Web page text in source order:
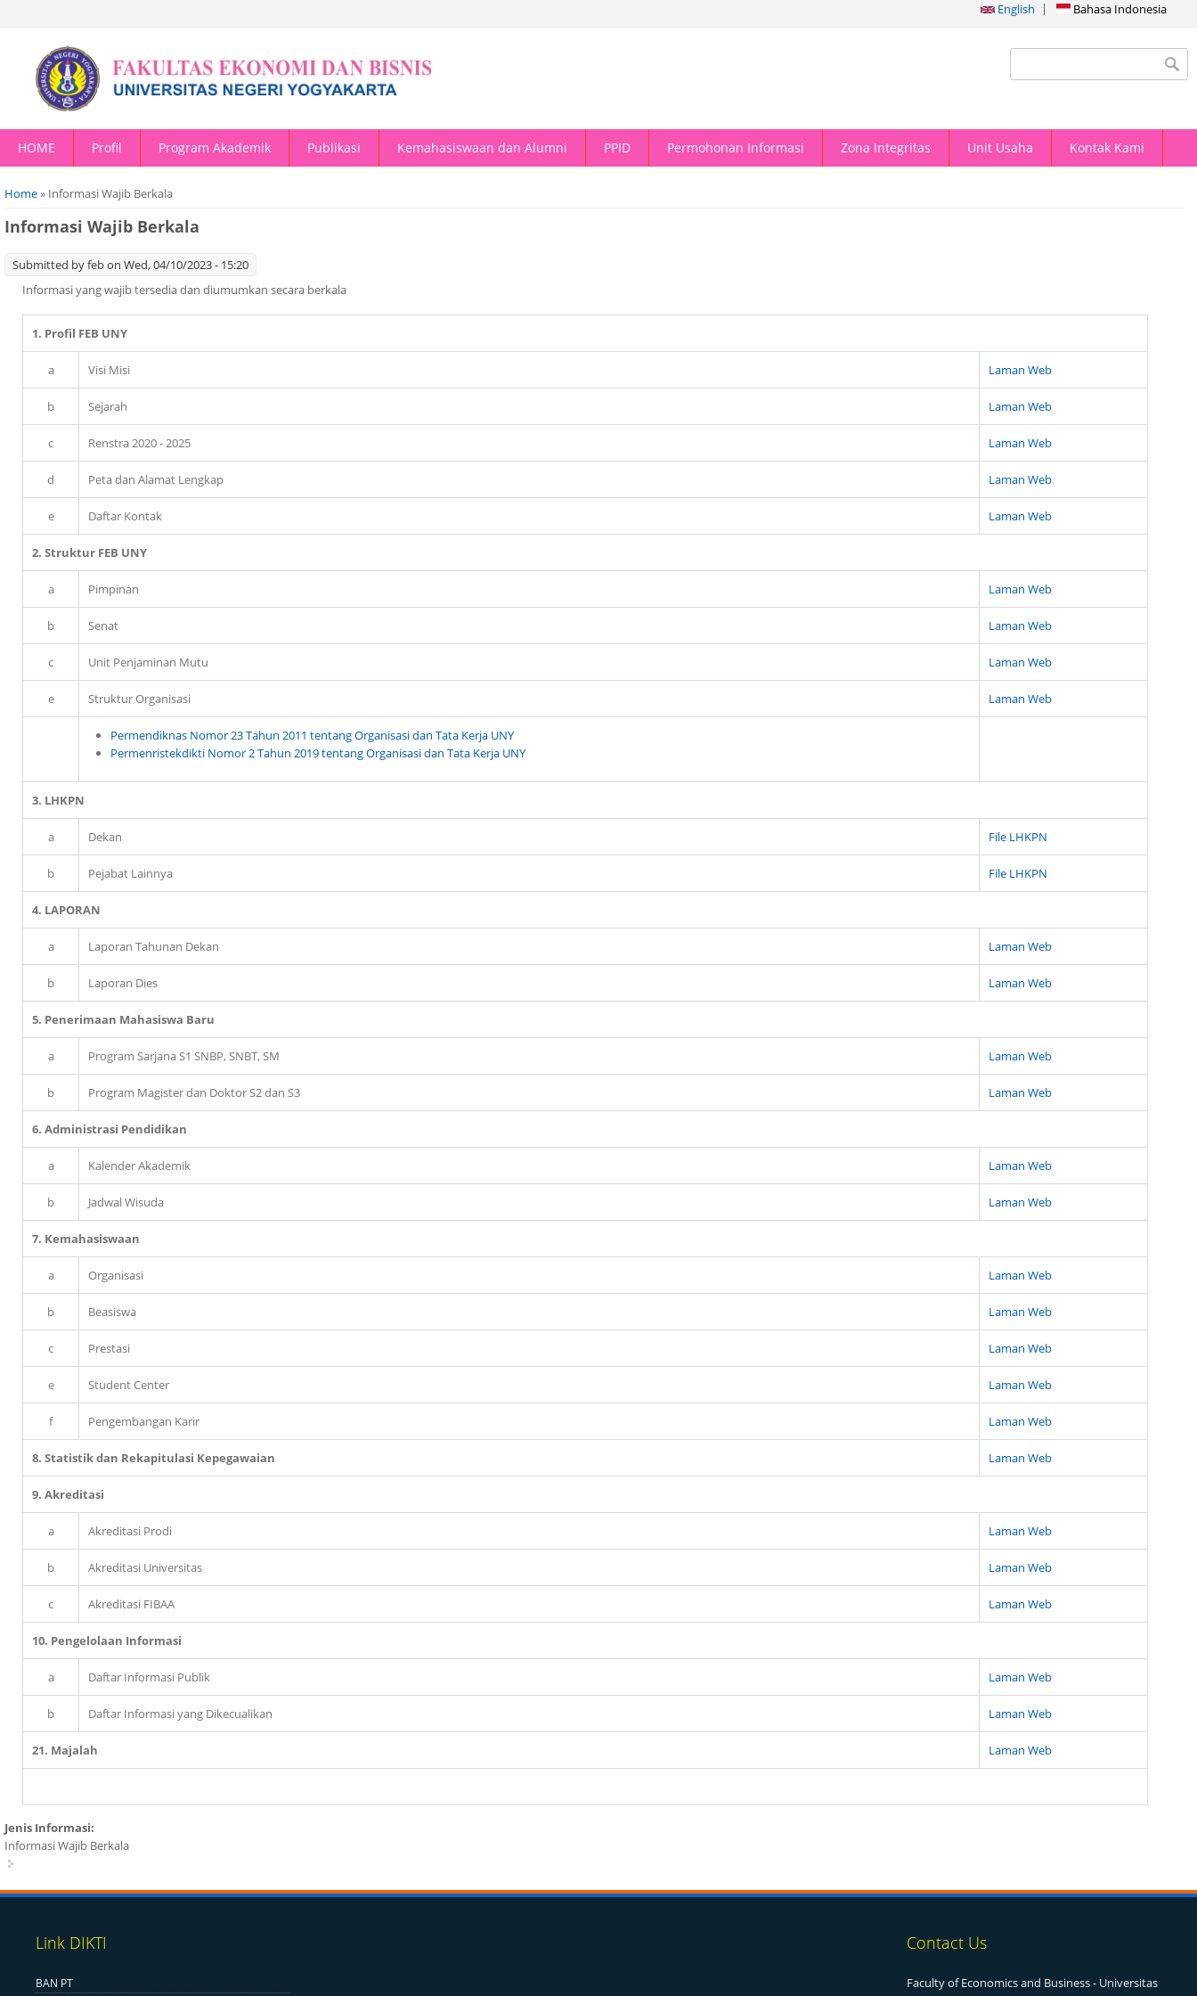
English Bahasa Indonesia
Search form
HOME Profil Program Akademik Publikasi Kemahasiswaan dan Alumni PPID Permohonan Informasi Zona Integritas Unit Usaha Kontak Kami
You are here
Home» Informasi Wajib Berkala
Informasi Wajib Berkala
Submitted byfebon Wed, 04/10/2023 - 15:20
Informasi yang wajib tersedia dan diumumkan secara berkala
1. Profil FEB UNY
a Visi Misi Laman Web
b Sejarah Laman Web
c Renstra 2020 - 2025 Laman Web
d Peta dan Alamat Lengkap Laman Web
e Daftar Kontak Laman Web
2. Struktur FEB UNY
a Pimpinan Laman Web
b Senat Laman Web
c Unit Penjaminan Mutu Laman Web
e Struktur Organisasi Laman Web
Permendiknas Nomor 23 Tahun 2011 tentang Organisasi dan Tata Kerja UNY
Permenristekdikti Nomor 2 Tahun 2019 tentang Organisasi dan Tata Kerja UNY
3. LHKPN
a Dekan File LHKPN
b Pejabat Lainnya File LHKPN
4. LAPORAN
a Laporan Tahunan Dekan Laman Web
b Laporan Dies Laman Web
5. Penerimaan Mahasiswa Baru
a Program Sarjana S1 SNBP, SNBT, SM Laman Web
b Program Magister dan Doktor S2 dan S3 Laman Web
6. Administrasi Pendidikan
a Kalender Akademik Laman Web
b Jadwal Wisuda Laman Web
7. Kemahasiswaan
a Organisasi Laman Web
b Beasiswa Laman Web
c Prestasi Laman Web
e Student Center Laman Web
f Pengembangan Karir Laman Web
8. Statistik dan Rekapitulasi Kepegawaian Laman Web
9. Akreditasi
a Akreditasi Prodi Laman Web
b Akreditasi Universitas Laman Web
c Akreditasi FIBAA Laman Web
10. Pengelolaan Informasi
a Daftar Informasi Publik Laman Web
b Daftar Informasi yang Dikecualikan Laman Web
21. Majalah Laman Web
Jenis Informasi:
Informasi Wajib Berkala
Link DIKTI
BAN PT
Contact Us
Faculty of Economics and Business - Universitas